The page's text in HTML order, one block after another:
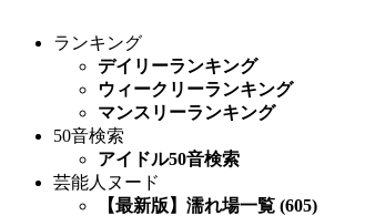
ランキング
デイリーランキング
ウィークリーランキング
マンスリーランキング
50音検索
アイドル50音検索
芸能人ヌード
【最新版】濡れ場一覧 (605)